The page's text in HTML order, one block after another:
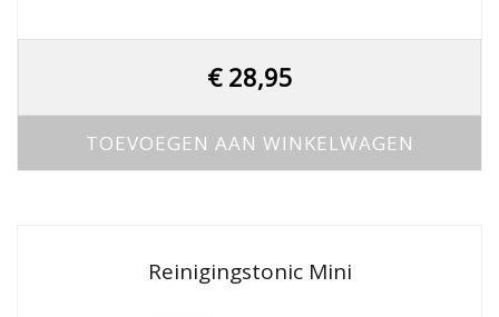
€28,95
TOEVOEGEN AAN WINKELWAGEN
Reinigingstonic Mini